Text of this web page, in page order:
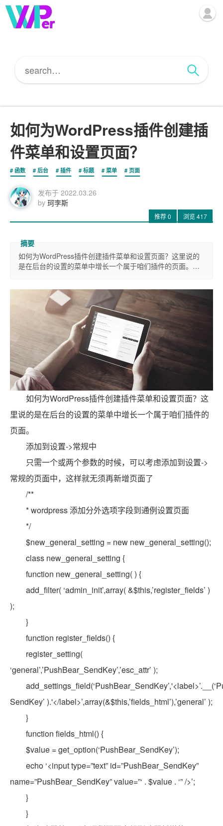
如何为WordPress插件创建插
件菜单和设置页面？
函数 后台 插件 标题 菜单 页面
发布于 2022.03.26
by 珂李斯
推荐0 浏览417
如何为WordPress插件创建插件菜单和设置页面？这里说的
是在后台的设置的菜单中增长一个属于咱们插件的页面。…
如何为WordPress插件创建插件菜单和设置页面？这
里说的是在后台的设置的菜单中增长一个属于咱们插件的
页面。
添加到设置->常规中
只需一个或两个参数的时候，可以考虑添加到设置->
常规的页面中，这样就无须再新增页面了
/**
* wordpress 添加分外选项字段到通例设置页面
*/
$new_general_setting = new new_general_setting();
class new_general_setting {
function new_general_setting( ) {
add_filter( ‘admin_init’,array( &$this,’register_fields’ )
);
}
function register_fields() {
register_setting(
‘general’,’PushBear_SendKey’,’esc_attr’ );
SendKey’ ).'</label>’,array(&$this,’fields_html’),’general’ );
}
function fields_html() {
$value = get_option(‘PushBear_SendKey’);
echo ‘<input type=”text” id=”PushBear_SendKey”
name=”PushBear_SendKey” value=”‘ . $value . ‘” />’;
}
}